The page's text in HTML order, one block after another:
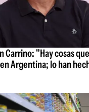
Carrino: "Hay cosas
Argentina; lo han